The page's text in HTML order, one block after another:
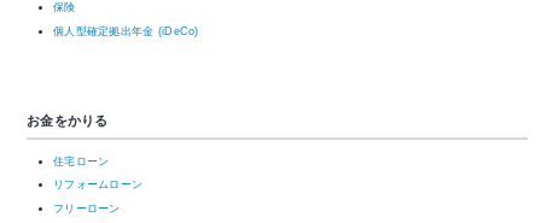
保険
個人型確定拠出年金 (iDeCo)
お金をかりる
住宅ローン
リフォームローン
フリーローン